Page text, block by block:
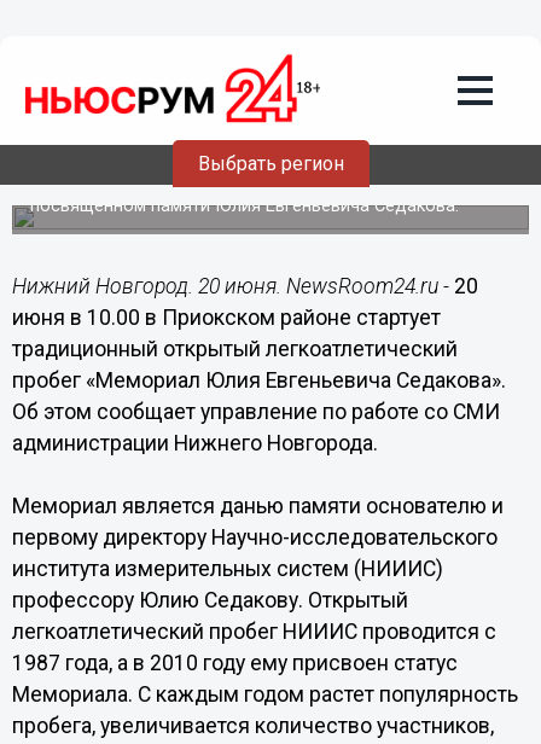
Выбрать регион
20.06.201507:00
28-й легкоатлетический пробег
пройдет в Приокском районе 20 июня
Более 150 спортсменов примут участие в забеге,
посвященном памяти Юлия Евгеньевича Седакова.
Нижний Новгород. 20 июня. NewsRoom24.ru - 20
июня в 10.00 в Приокском районе стартует
традиционный открытый легкоатлетический
пробег «Мемориал Юлия Евгеньевича Седакова».
Об этом сообщает управление по работе со СМИ
администрации Нижнего Новгорода.
Мемориал является данью памяти основателю и
первому директору Научно-исследовательского
института измерительных систем (НИИИС)
профессору Юлию Седакову. Открытый
легкоатлетический пробег НИИИС проводится с
1987 года, а в 2010 году ему присвоен статус
Мемориала. С каждым годом растет популярность
пробега, увеличивается количество участников,